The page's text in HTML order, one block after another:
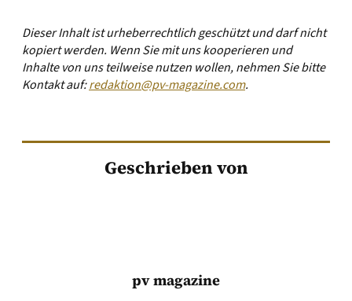
Dieser Inhalt ist urheberrechtlich geschützt und darf nicht
kopiert werden. Wenn Sie mit uns kooperieren und
Inhalte von uns teilweise nutzen wollen, nehmen Sie bitte
Kontakt auf:redaktion@pv-magazine.com.
Geschrieben von
pv magazine